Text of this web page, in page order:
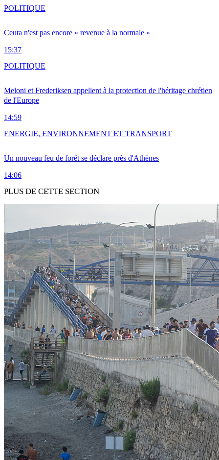
Ceuta n'est pas encore « revenue à la normale »
15:37
POLITIQUE
Meloni et Frederiksen appellent à la protection de l'héritage chrétien
de l'Europe
14:59
POLITIQUE
Un nouveau feu de forêt se déclare près d'Athènes
14:06
ENERGIE, ENVIRONNEMENT ET TRANSPORT
PLUS DE CETTE SECTION